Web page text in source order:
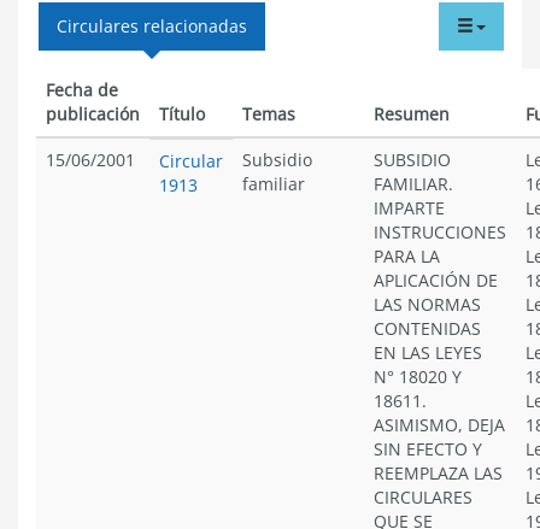
menu
Circulares relacionadas
Fecha de
publicación
Título Temas Resumen
15/06/2001
Circular
1913
Subsidio
familiar
SUBSIDIO
FAMILIAR.
IMPARTE
INSTRUCCIONES
PARA LA
APLICACIÓN DE
LAS NORMAS
CONTENIDAS
EN LAS LEYES
N° 18020 Y
18611.
ASIMISMO, DEJA
SIN EFECTO Y
REEMPLAZA LAS
CIRCULARES
QUE SE